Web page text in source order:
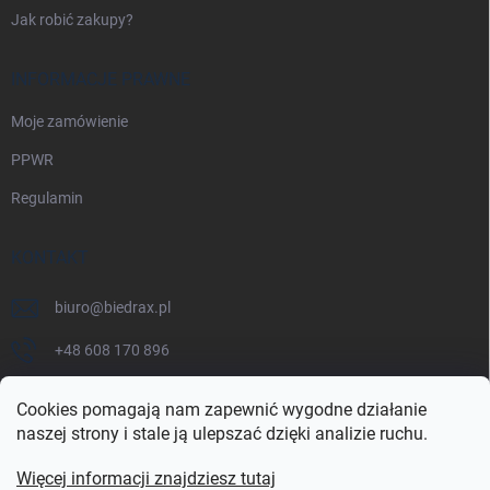
Cookies pomagają nam zapewnić wygodne działanie
naszej strony i stale ją ulepszać dzięki analizie ruchu.
Więcej informacji znajdziesz tutaj
Jak robić zakupy?
INFORMACJE PRAWNE
Moje zamówienie
PPWR
Regulamin
KONTAKT
biuro@biedrax.pl
+48 608 170 896